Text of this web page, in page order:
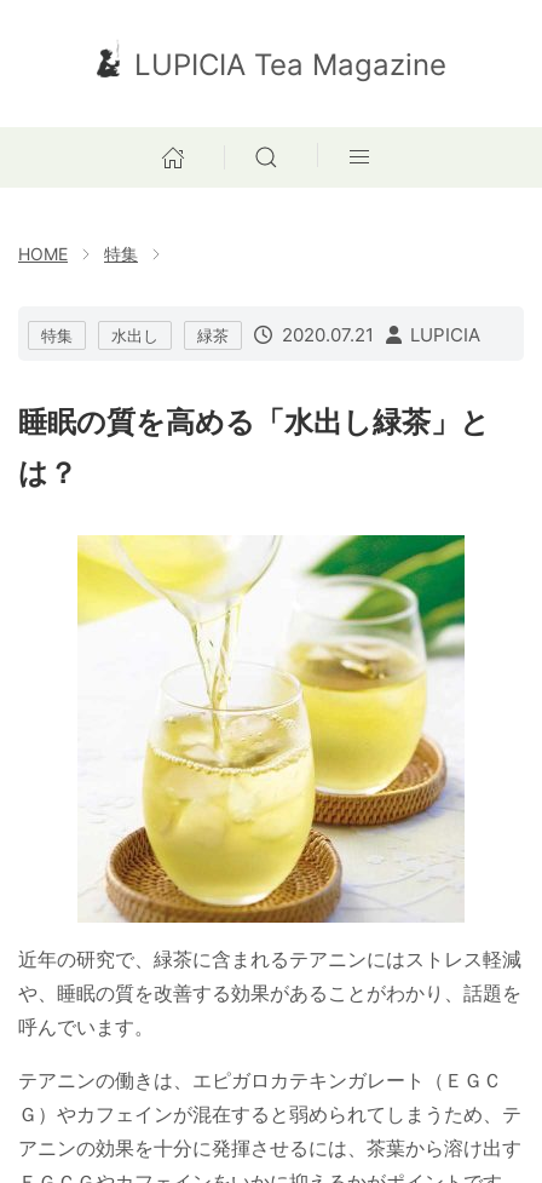
LUPICIA Tea Magazine
HOME 特集
特集 水出し 緑茶 2020.07.21 LUPICIA
睡眠の質を高める「水出し緑茶」と
は？
近年の研究で、緑茶に含まれるテアニンにはストレス軽減
や、睡眠の質を改善する効果があることがわかり、話題を
呼んでいます。
テアニンの働きは、エピガロカテキンガレート（ＥＧＣ
Ｇ）やカフェインが混在すると弱められてしまうため、テ
アニンの効果を十分に発揮させるには、茶葉から溶け出す